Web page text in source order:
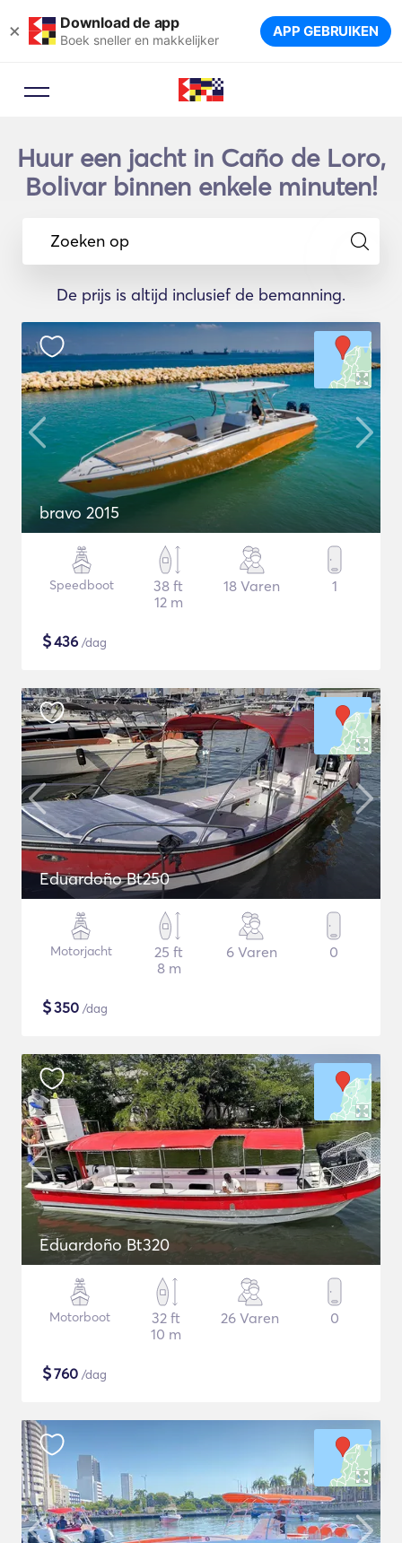
× Download de app
Boek sneller en makkelijker APP GEBRUIKEN
Huur een jacht in Caño de Loro,
Bolivar binnen enkele minuten!
Zoeken op
De prijs is altijd inclusief de bemanning.
bravo 2015
Speedboot
38 ft
12 m
18 Varen 1
$436 /dag
Eduardoño Bt250
Motorjacht
25 ft
8 m
6 Varen 0
$350 /dag
Eduardoño Bt320
Motorboot
32 ft
10 m
26 Varen 0
$760 /dag